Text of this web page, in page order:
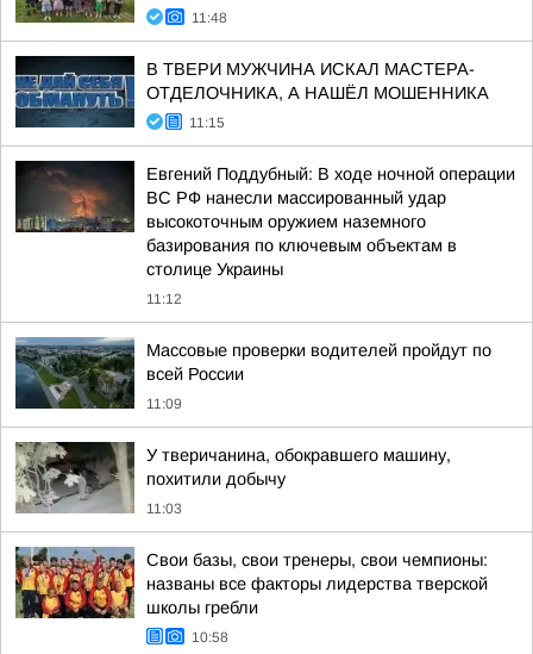
11:48
В ТВЕРИ МУЖЧИНА ИСКАЛ МАСТЕРА-
ОТДЕЛОЧНИКА, А НАШЁЛ МОШЕННИКА
11:15
Евгений Поддубный: В ходе ночной операции
ВС РФ нанесли массированный удар
высокоточным оружием наземного
базирования по ключевым объектам в
столице Украины
11:12
Массовые проверки водителей пройдут по
всей России
11:09
У тверичанина, обокравшего машину,
похитили добычу
11:03
Свои базы, свои тренеры, свои чемпионы:
названы все факторы лидерства тверской
школы гребли
10:58